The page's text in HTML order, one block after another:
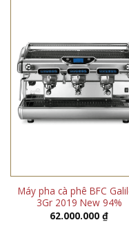
Máy pha cà phê BFC
3Gr 2019 New 94%
62.000.000 ₫